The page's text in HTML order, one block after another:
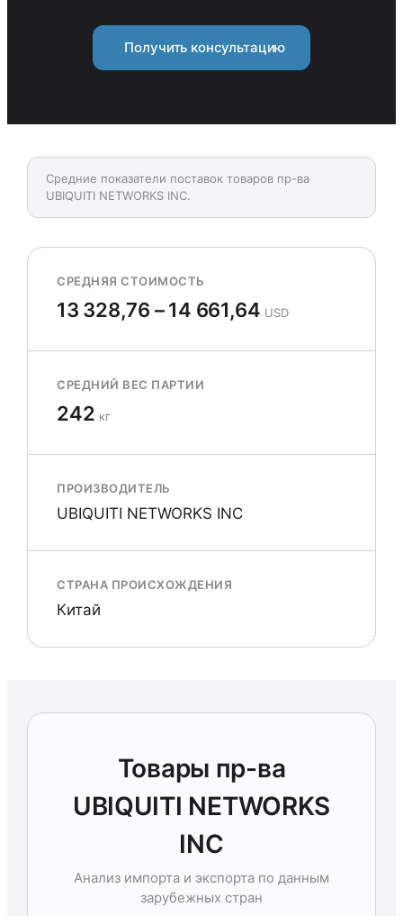
Получить консультацию
Средние показатели поставок товаров пр-ва
UBIQUITI NETWORKS INC.
СРЕДНЯЯ СТОИМОСТЬ
13 328,76 – 14 661,64 USD
СРЕДНИЙ ВЕС ПАРТИИ
242 кг
ПРОИЗВОДИТЕЛЬ
UBIQUITI NETWORKS INC
СТРАНА ПРОИСХОЖДЕНИЯ
Китай
Товары пр-ва
UBIQUITI NETWORKS
INC
Анализ импорта и экспорта по данным
зарубежных стран